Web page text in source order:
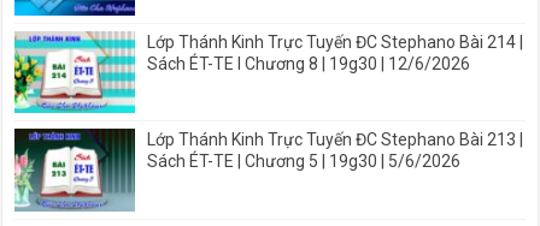
Lớp Thánh Kinh Trực Tuyến ĐC Stephano Bài 214 |
Sách ÉT-TE I Chương 8 | 19g30 | 12/6/2026
Lớp Thánh Kinh Trực Tuyến ĐC Stephano Bài 213 |
Sách ÉT-TE | Chương 5 | 19g30 | 5/6/2026